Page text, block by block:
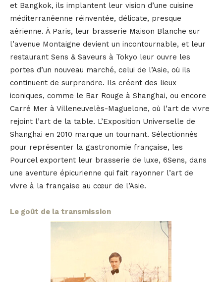
et Bangkok, ils implantent leur vision d’une cuisine
méditerranéenne réinventée, délicate, presque
aérienne. À Paris, leur brasserie Maison Blanche sur
l’avenue Montaigne devient un incontournable, et leur
restaurant Sens & Saveurs à Tokyo leur ouvre les
portes d’un nouveau marché, celui de l’Asie, où ils
continuent de surprendre. Ils créent des lieux
iconiques, comme le Bar Rouge à Shanghai, ou encore
Carré Mer à Villeneuvelès-Maguelone, où l’art de vivre
rejoint l’art de la table. L’Exposition Universelle de
Shanghai en 2010 marque un tournant. Sélectionnés
pour représenter la gastronomie française, les
Pourcel exportent leur brasserie de luxe, 6Sens, dans
une aventure épicurienne qui fait rayonner l’art de
vivre à la française au cœur de l’Asie.
Le goût de la transmission